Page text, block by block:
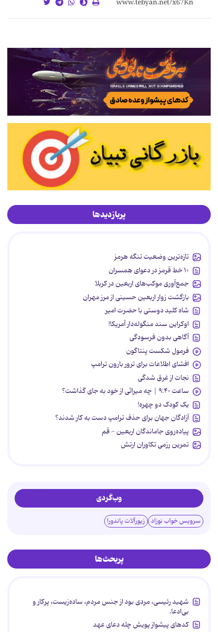
پربازدیدها
تازه‌ترین وضعیت تنگه هرمز
۱۰ خط قرمز در دعوای همسران
جمع‌آوری موکب‌های اربعین در کربلا
بازگشت زوار اربعین حسینی از مرز مهران
شاه کلید دوستی با حضرت امیر
اوکراین سند منگوله‌دار آمریکا!
آگاهی بدون فرسودگی
فرمول شکست پنتاگون
افشای اطلاعات برای ترور بارون ترامپ
نجات از غرق شدگی
ساعت ۹:۴۰ | چه میراثی از خود به جای گذاشت؟
یک کودک دو چهره!
آزادگان جهان برای حذف ترامپ دست به کار شدند؟
پیاده‌روی جاماندگان اربعین - قم
تمرین رزمی تکاوران ارتش
وب‌گردی
سرویس خواب نوزاد زیورآلات پاندورا
پربحث‌ها
شهید رئیسی، مردی بود از جنس مردم، ساده‌زیست، پرکار و
بی‌ادعا.
کدهای پیشواز پویش چله دعای عهد